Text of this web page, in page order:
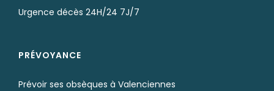
Urgence décès 24H/24 7J/7
PRÉVOYANCE
Prévoir ses obsèques à Valenciennes